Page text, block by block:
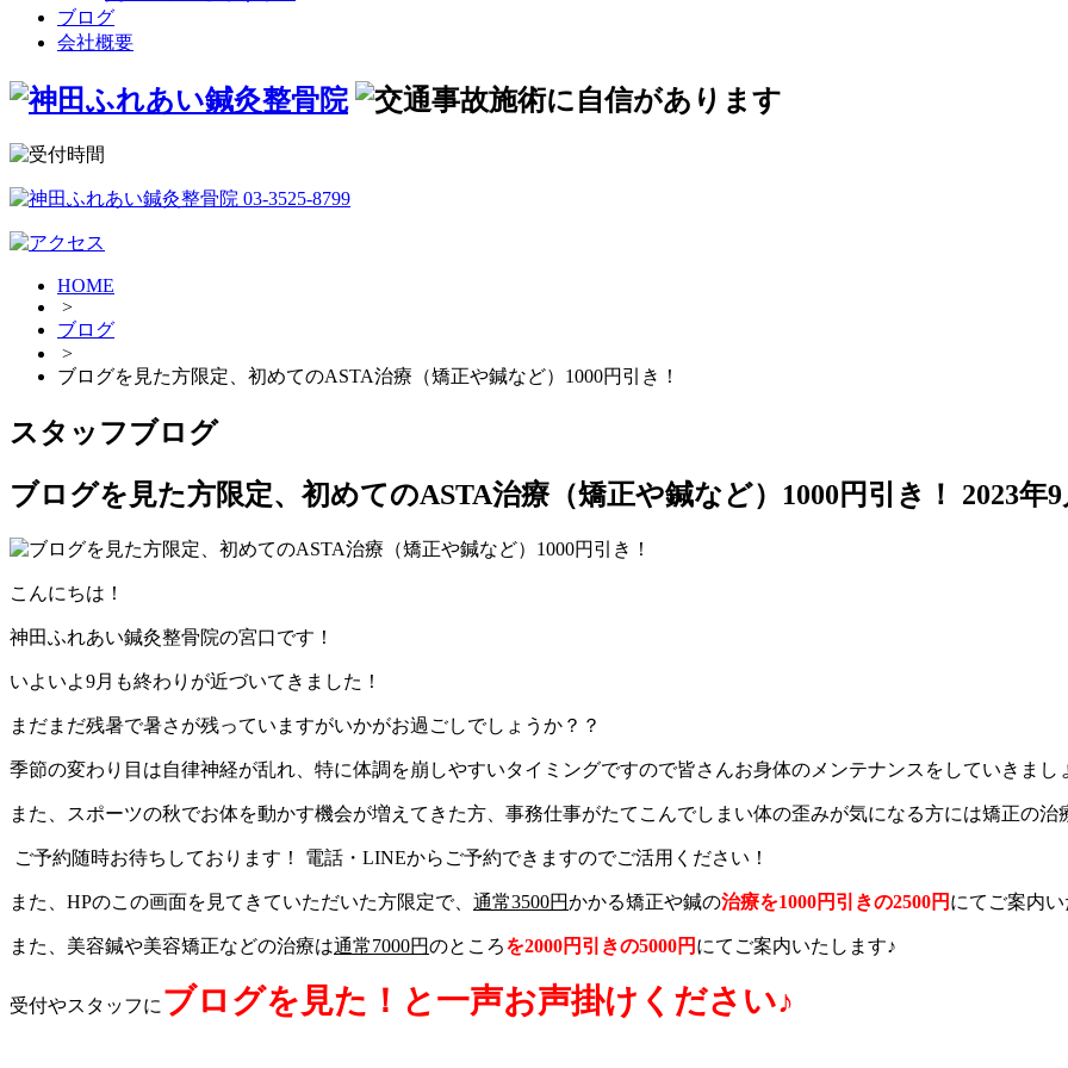
ブログ
会社概要
HOME
>
ブログ
>
ブログを見た方限定、初めてのASTA治療（矯正や鍼など）1000円引き！
スタッフブログ
ブログを見た方限定、初めてのASTA治療（矯正や鍼など）1000円引き！
2023年9
こんにちは！
神田ふれあい鍼灸整骨院の宮口です！
いよいよ9月も終わりが近づいてきました！
まだまだ残暑で暑さが残っていますがいかがお過ごしでしょうか？？
季節の変わり目は自律神経が乱れ、特に体調を崩しやすいタイミングですので皆さんお身体のメンテナンスをしていきまし
また、スポーツの秋でお体を動かす機会が増えてきた方、事務仕事がたてこんでしまい体の歪みが気になる方には矯正の治
ご予約随時お待ちしております！ 電話・LINEからご予約できますのでご活用ください！
また、HPのこの画面を見てきていただいた方限定で、 通常3500円かかる矯正や鍼の治療を1000円引きの2500円 にてご案内い
また、美容鍼や美容矯正などの治療は通常7000円のところを2000円引きの5000円 にてご案内いたします♪
受付やスタッフに ブログを見た！と一声お声掛けください♪